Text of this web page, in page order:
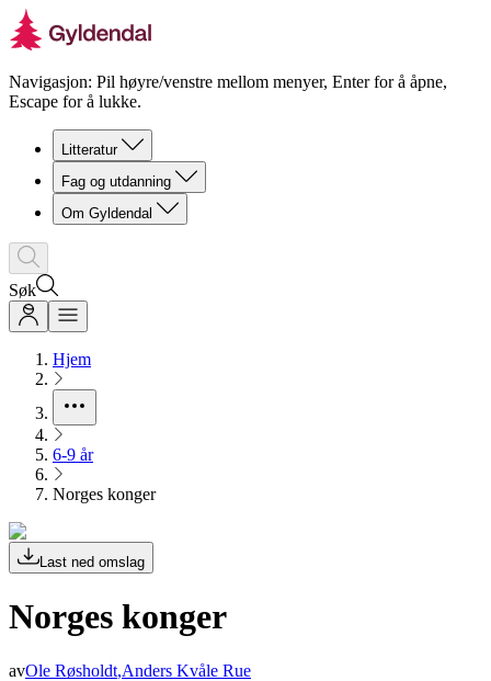
Navigasjon: Pil høyre/venstre mellom menyer, Enter for å åpne,
Escape for å lukke.
Litteratur
Fag og utdanning
Om Gyldendal
Søk
Hjem
6-9 år
Norges konger
Last ned omslag
Norges konger
avOle Røsholdt,Anders Kvåle Rue